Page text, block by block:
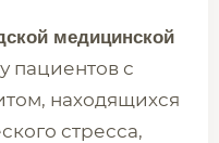
медицинской
пациентов с
находящихся
стресса,